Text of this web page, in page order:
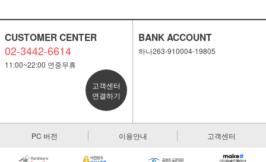
CUSTOMER CENTER
02-3442-6614
11:00~22:00 연중무휴
고객센터
연결하기
BANK ACCOUNT
하나263-910004-19805
PC 버전 이용안내 고객센터